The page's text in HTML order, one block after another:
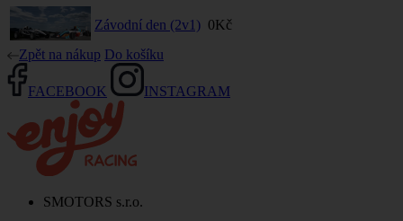
Závodní den (2v1) 0Kč
Zpět na nákup Do košíku
FACEBOOK INSTAGRAM
SMOTORS s.r.o.